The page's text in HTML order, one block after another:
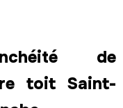
de
toit Saint-